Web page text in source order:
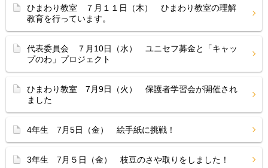
ひまわり教室 ７月１１日（木） ひまわり教室の理解
教育を行っています。
代表委員会 ７月10日（水） ユニセフ募金と「キャッ
プのわ」プロジェクト
ひまわり教室 7月9日（火） 保護者学習会が開催され
ました
4年生 7月5日（金） 絵手紙に挑戦！
3年生 7月５日（金） 枝豆のさや取りをしました！